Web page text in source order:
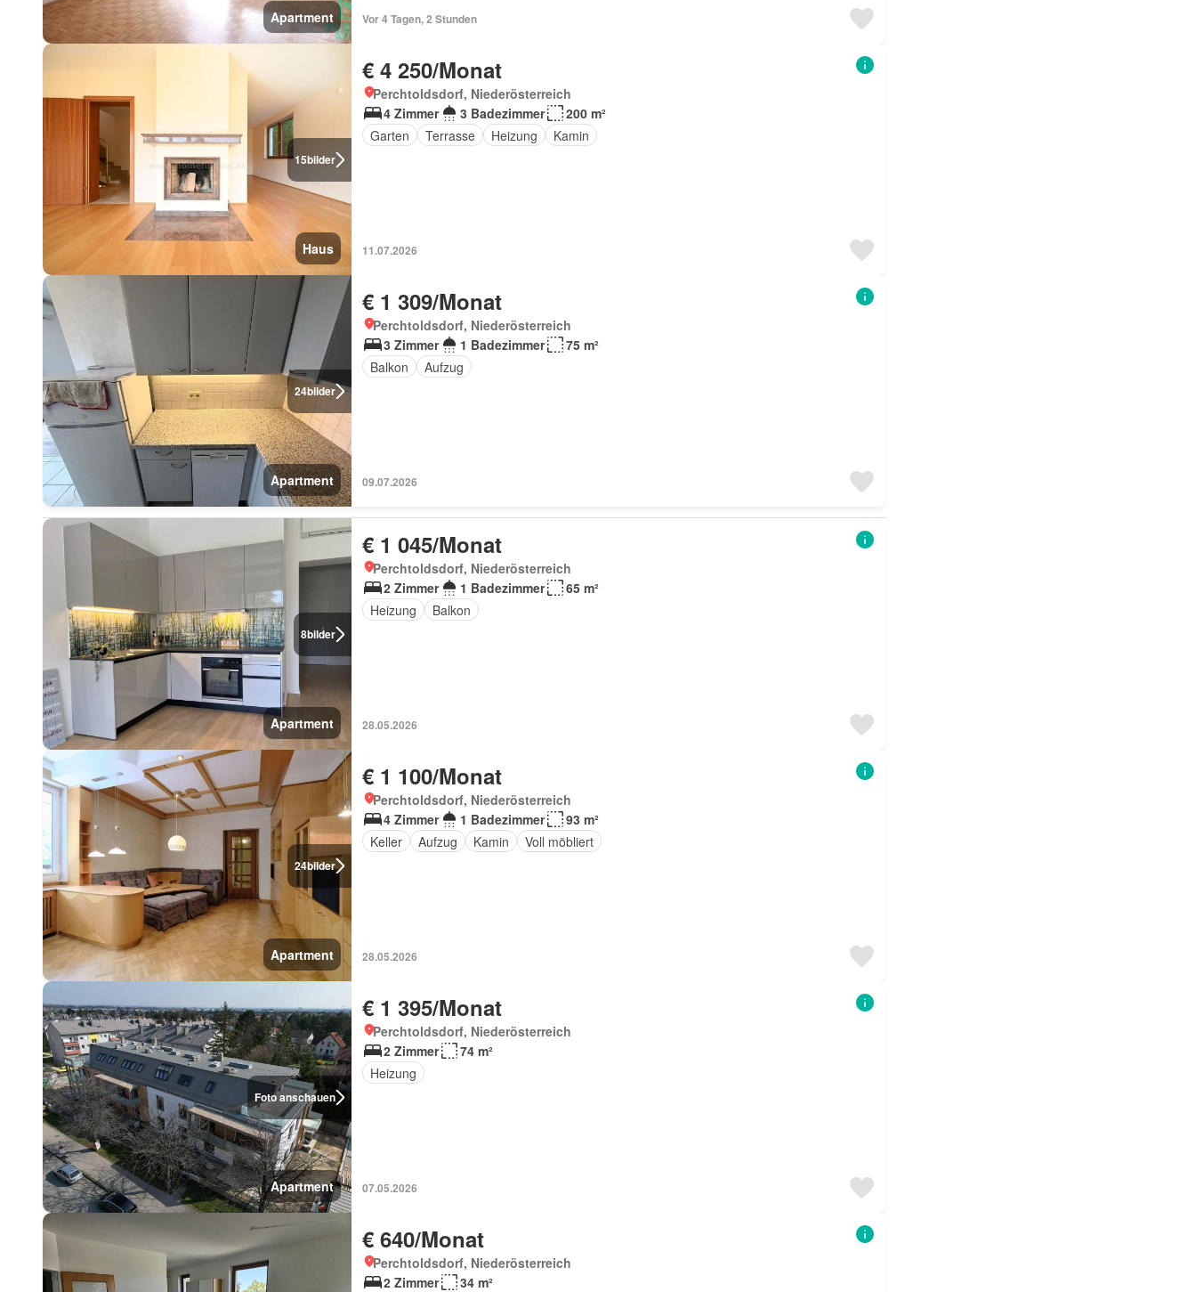
Apartment Vor 4 Tagen, 2 Stunden
15bilder
Haus
€ 4 250/Monat
Perchtoldsdorf, Niederösterreich
4 Zimmer
3 Badezimmer
200 m²
Garten
Terrasse Heizung Kamin
11.07.2026
24bilder
Apartment
€ 1 309/Monat
Perchtoldsdorf, Niederösterreich
3 Zimmer
1 Badezimmer
75 m²
Balkon
Aufzug
09.07.2026
8bilder
Apartment
€ 1 045/Monat
Perchtoldsdorf, Niederösterreich
2 Zimmer
1 Badezimmer
65 m²
Heizung
Balkon
28.05.2026
24bilder
Apartment
€ 1 100/Monat
Perchtoldsdorf, Niederösterreich
4 Zimmer
1 Badezimmer
93 m²
Keller
Aufzug Kamin Voll möbliert
28.05.2026
Foto anschauen
Apartment
€ 1 395/Monat
Perchtoldsdorf, Niederösterreich
2 Zimmer
74 m²
Heizung
07.05.2026
€ 640/Monat
Perchtoldsdorf, Niederösterreich
2 Zimmer
34 m²